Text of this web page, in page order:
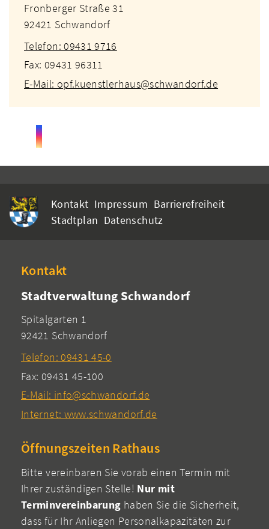
Fronberger Straße 31
92421 Schwandorf
Telefon: 09431 9716
Fax: 09431 96311
E-Mail: opf.kuenstlerhaus@schwandorf.de
Kontakt Impressum Barrierefreiheit
Stadtplan Datenschutz
Kontakt
Stadtverwaltung Schwandorf
Spitalgarten 1
92421 Schwandorf
Telefon: 09431 45-0
Fax: 09431 45-100
E-Mail: info@schwandorf.de
Internet: www.schwandorf.de
Öffnungszeiten Rathaus
Bitte vereinbaren Sie vorab einen Termin mit
Ihrer zuständigen Stelle! Nur mit
Terminvereinbarung haben Sie die Sicherheit,
dass für Ihr Anliegen Personalkapazitäten zur